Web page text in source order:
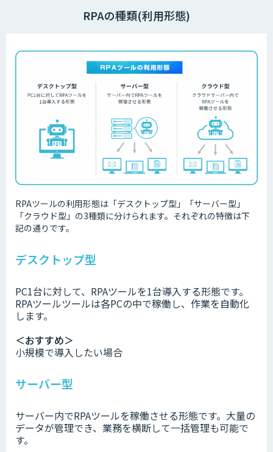
RPAの種類(利用形態)
RPAツールの利用形態は「デスクトップ型」「サーバー型」
「クラウド型」の3種類に分けられます。それぞれの特徴は下
記の通りです。
デスクトップ型
PC1台に対して、RPAツールを1台導入する形態です。
RPAツールツールは各PCの中で稼働し、作業を自動化
します。
＜おすすめ＞
小規模で導入したい場合
サーバー型
サーバー内でRPAツールを稼働させる形態です。大量の
データが管理でき、業務を横断して一括管理も可能で
す。